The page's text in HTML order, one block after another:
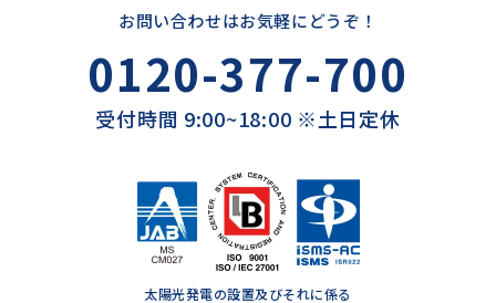
お問い合わせはお気軽にどうぞ！
0120-377-700
受付時間 9:00~18:00 ※土日定休
太陽光発電の設置及びそれに係る